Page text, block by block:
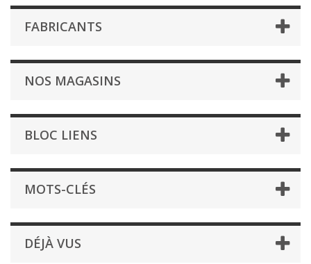
FABRICANTS
NOS MAGASINS
BLOC LIENS
MOTS-CLÉS
DÉJÀ VUS